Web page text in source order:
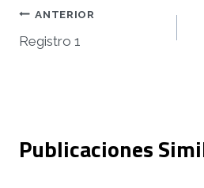
Navegación
de
ANTERIOR
Registro 1
Publicaciones